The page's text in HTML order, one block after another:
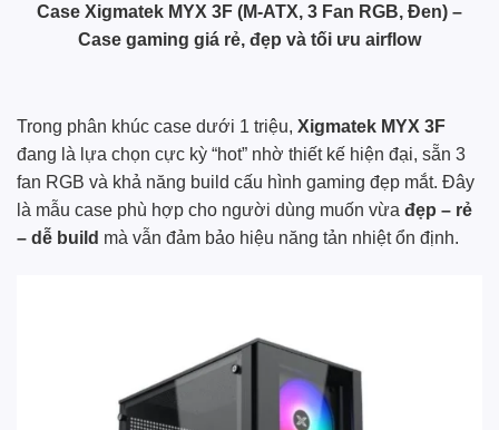
Case Xigmatek MYX 3F (M-ATX, 3 Fan RGB, Đen) –
Case gaming giá rẻ, đẹp và tối ưu airflow
Trong phân khúc case dưới 1 triệu, Xigmatek MYX 3F
đang là lựa chọn cực kỳ “hot” nhờ thiết kế hiện đại, sẵn 3
fan RGB và khả năng build cấu hình gaming đẹp mắt. Đây
là mẫu case phù hợp cho người dùng muốn vừa đẹp – rẻ
– dễ build mà vẫn đảm bảo hiệu năng tản nhiệt ổn định.